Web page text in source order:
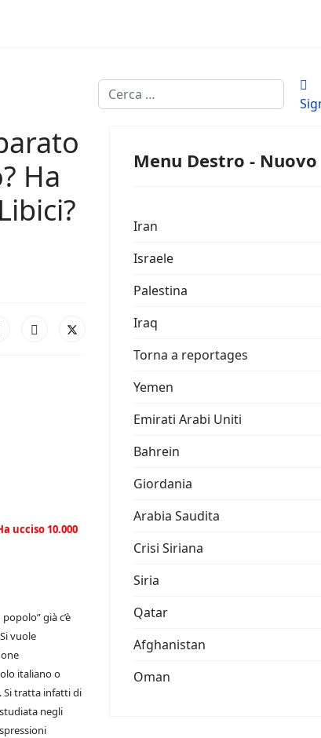
Cerca
Ha
ucciso 10.000
già c’è
vuole
italiano o
Si tratta infatti di
negli
Menu Destro - Nuovo
Iran
Israele
Palestina
Iraq
Torna a reportages
Yemen
Emirati Arabi Uniti
Bahrein
Giordania
Arabia Saudita
Crisi Siriana
Siria
Qatar
Afghanistan
Oman